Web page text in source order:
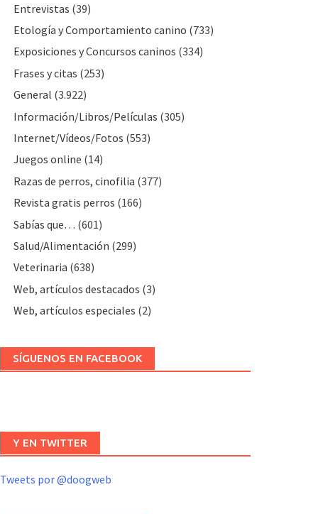
Entrevistas (39)
Etología y Comportamiento canino (733)
Exposiciones y Concursos caninos (334)
Frases y citas (253)
General (3.922)
Información/Libros/Películas (305)
Internet/Vídeos/Fotos (553)
Juegos online (14)
Razas de perros, cinofilia (377)
Revista gratis perros (166)
Sabías que… (601)
Salud/Alimentación (299)
Veterinaria (638)
Web, artículos destacados (3)
Web, artículos especiales (2)
SÍGUENOS EN FACEBOOK
Y EN TWITTER
Tweets por @doogweb